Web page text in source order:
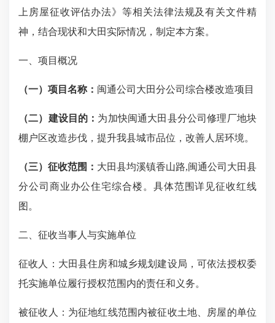
上房屋征收评估办法》等相关法律法规及有关文件精
神，结合现状和大田实际情况，制定本方案。
一、项目概况
（一）项目名称 ： 闽通公司大田分公司综合楼改造项目
（二）建设目的： 为加快闽通大田县分公司修理厂地块
棚户区改造步伐，提升我县城市品位，改善人居环境。
（三）征收范围： 大田县均溪镇香山路,闽通公司大田县
分公司商业办公住宅综合楼。具体范围详见征收红线
图。
二、征收当事人与实施单位
征收人：大田县住房和城乡规划建设局，可依法授权委
托实施单位履行授权范围内的责任和义务。
被征收人：为征地红线范围内被征收土地、房屋的单位